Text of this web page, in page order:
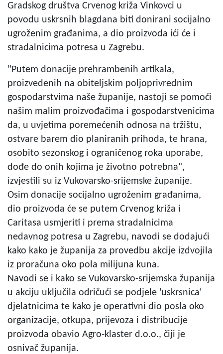
Gradskog društva Crvenog križa Vinkovci u
povodu uskrsnih blagdana biti donirani socijalno
ugroženim građanima, a dio proizvoda ići će i
stradalnicima potresa u Zagrebu.
"Putem donacije prehrambenih artikala,
proizvedenih na obiteljskim poljoprivrednim
gospodarstvima naše županije, nastoji se pomoći
našim malim proizvođačima i gospodarstvenicima
da, u uvjetima poremećenih odnosa na tržištu,
ostvare barem dio planiranih prihoda, te hrana,
osobito sezonskog i ograničenog roka uporabe,
dođe do onih kojima je životno potrebna",
izvjestili su iz Vukovarsko-srijemske županije.
Osim donacije socijalno ugroženim građanima,
dio proizvoda će se putem Crvenog križa i
Caritasa usmjeriti i prema stradalnicima
nedavnog potresa u Zagrebu, navodi se dodajući
kako kako je županija za provedbu akcije izdvojila
iz proračuna oko pola milijuna kuna.
Navodi se i kako se Vukovarsko-srijemska županija
u akciju uključila odričući se podjele 'uskrsnica'
djelatnicima te kako je operativni dio posla oko
organizacije, otkupa, prijevoza i distribucije
proizvoda obavio Agro-klaster d.o.o., čiji je
osnivač županija.